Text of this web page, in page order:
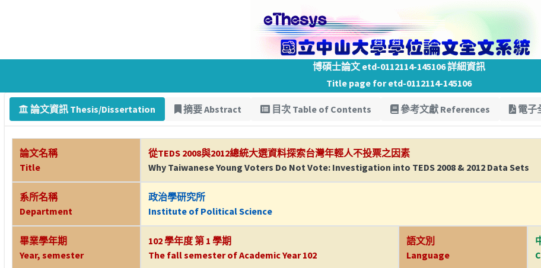
博碩士論文 etd-0112114-145106 詳細資訊
Title page for etd-0112114-145106
論文資訊 Thesis/Dissertation 摘要 Abstract 目次 Table of Contents 參考文獻 References 電子
論文名稱
Title
從TEDS 2008與2012總統大選資料探索台灣年輕人不投票之因素
Why Taiwanese Young Voters Do Not Vote: Investigation into TEDS 2008 & 2012 Data Sets
系所名稱
Department
政治學研究所
Institute of Political Science
畢業學年期
Year, semester
102 學年度 第 1 學期
The fall semester of Academic Year 102
語文別
Language